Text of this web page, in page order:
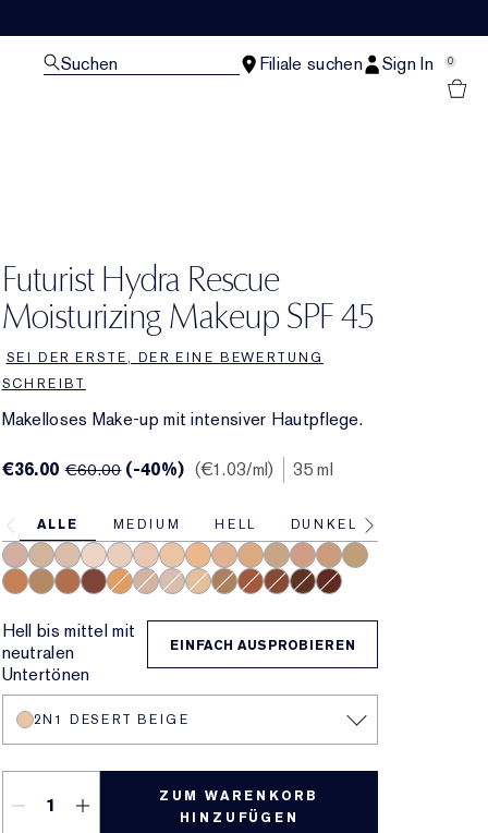
Suchen Filiale suchen Sign In 0
Futurist Hydra Rescue
Moisturizing Makeup SPF 45
SEI DER ERSTE, DER EINE BEWERTUNG
SCHREIBT
Makelloses Make-up mit intensiver Hautpflege.
€36.00€60.00 (-40%) €1.03/ml 35 ml
ALLE MEDIUM HELL DUNKEL
3C2 Pebble
2N2 Buff
1W1 Bone
1N0 Porcelain
1N2 Ecru
2C3 Fresco
2N1 Desert Beige
2W1 Dawn
3N1 Ivory Beige
3W1 Tawny
3W2 Cashew
3N2 Wheat
4N1 Shell Beige
4N2 Spiced Sand
Hell bis mittel mit
neutralen
Untertönen
EINFACH AUSPROBIEREN
2N1 DESERT BEIGE
ZUM WARENKORB
HINZUFÜGEN